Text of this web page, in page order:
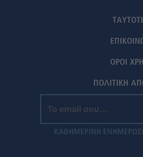
ΟΡΟΙ
ΠΟΛΙΤΙΚΗ
ΚΑΘΗΜΕΡΙΝΗ